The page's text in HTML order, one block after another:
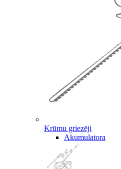
Krūmu griezēji
Akumulatora